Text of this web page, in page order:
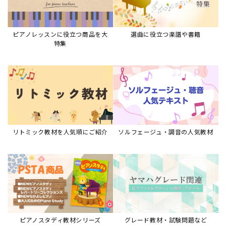
ピアノレッスンに役立つ商品を大
特集
選曲に役立つ楽譜や書籍
リトミック教材を人気順にご紹介 ソルフェージュ・調音の人気教材
ピアノスタディ教材シリーズ グレード教材・試験問題など